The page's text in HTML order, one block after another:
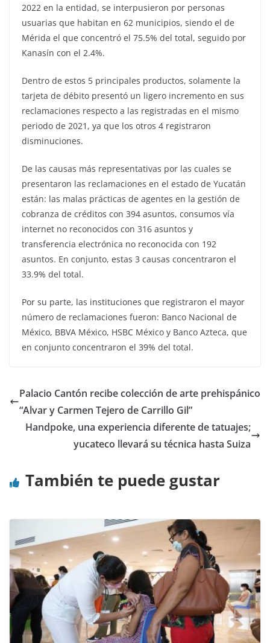
2022 en la entidad, se interpusieron por personas
usuarias que habitan en 62 municipios, siendo el de
Mérida el que concentró el 75.5% del total, seguido por
Kanasín con el 2.4%.
Dentro de estos 5 principales productos, solamente la
tarjeta de débito presentó un ligero incremento en sus
reclamaciones respecto a las registradas en el mismo
periodo de 2021, ya que los otros 4 registraron
disminuciones.
De las causas más representativas por las cuales se
presentaron las reclamaciones en el estado de Yucatán
están: las malas prácticas de agentes en la gestión de
cobranza de créditos con 394 asuntos, consumos vía
internet no reconocidos con 316 asuntos y
transferencia electrónica no reconocida con 192
asuntos. En conjunto, estas 3 causas concentraron el
33.9% del total.
Por su parte, las instituciones que registraron el mayor
número de reclamaciones fueron: Banco Nacional de
México, BBVA México, HSBC México y Banco Azteca, que
en conjunto concentraron el 39% del total.
Palacio Cantón recibe colección de arte prehispánico
“Alvar y Carmen Tejero de Carrillo Gil”
Handpoke, una experiencia diferente de tatuajes;
yucateco llevará su técnica hasta Suiza
También te puede gustar